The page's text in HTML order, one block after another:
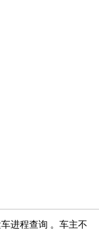
进程查询 。车主不